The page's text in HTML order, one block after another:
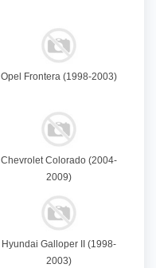
Opel Frontera (1998-2003)
Chevrolet Colorado (2004-
2009)
Hyundai Galloper II (1998-
2003)